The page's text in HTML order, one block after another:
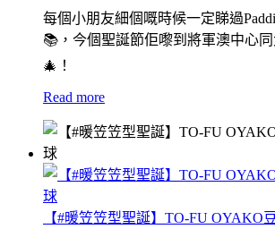
每個小朋友細個嘅時候一定睇過
📚，今個聖誕節佢嚟到將軍澳中心
🎄！
Read more
【#暖笠笠型聖誕】TO-FU OYAKO